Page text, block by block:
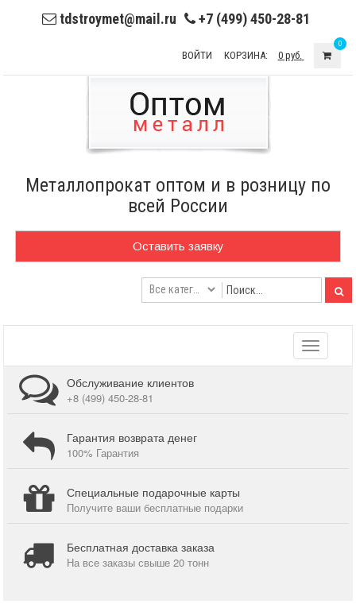
tdstroymet@mail.ru +7 (499) 450-28-81
ВОЙТИ КОРЗИНА: 0 руб.
0
Металлопрокат оптом и в розницу по
всей России
Оставить заявку
Toggle
Обслуживание клиентов
+8 (499) 450-28-81
Гарантия возврата денег
100% Гарантия
Специальные подарочные карты
Получите ваши бесплатные подарки
Бесплатная доставка заказа
На все заказы свыше 20 тонн